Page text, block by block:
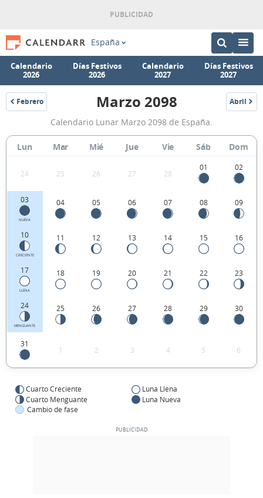
España
Calendario
2026
Días Festivos
2026
Calendario
2027
Días Festivos
2027
Febrero
2098
Calendario
Lunar
Marzo
España.
Marzo 2098 Abril
2098
Calendario Lunar Marzo 2098 de España.
Lun Mar Mié Jue Vie Sáb Dom
24 25 26 27 28
01 02
03
NUEVA
04 05 06 07 08 09
10
CRECIENTE
11 12 13 14 15 16
17
LLENA
18 19 20 21 22 23
24
MENGUANTE
25 26 27 28 29 30
31
1 2 3 4 5 6
Cuarto Creciente
Luna Llena
Cuarto Menguante
Luna Nueva
Cambio de fase